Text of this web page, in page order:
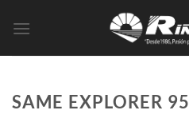
SAME EXPLORER 95